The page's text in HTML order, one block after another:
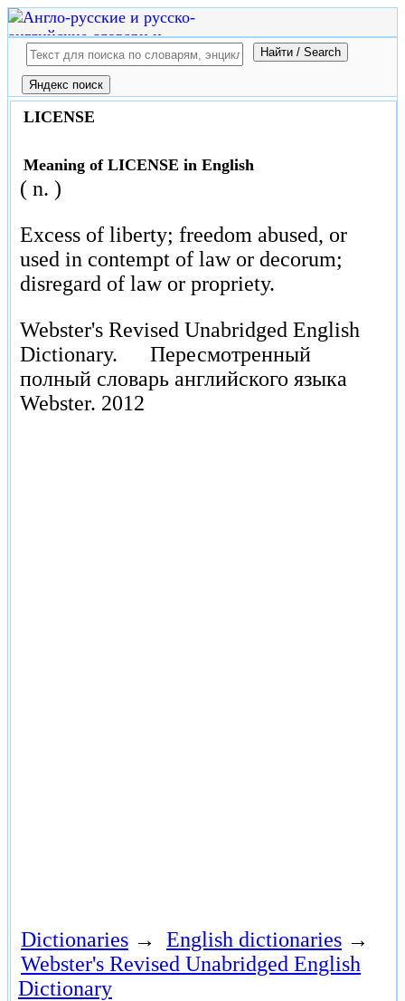
LICENSE
Meaning of LICENSE in English
( n. )
Excess of liberty; freedom abused, or
used in contempt of law or decorum;
disregard of law or propriety.
Webster's Revised Unabridged English
Dictionary.
Пересмотренный
полный словарь английского языка
Webster. 2012
Dictionaries → English dictionaries →
Webster's Revised Unabridged English
Dictionary